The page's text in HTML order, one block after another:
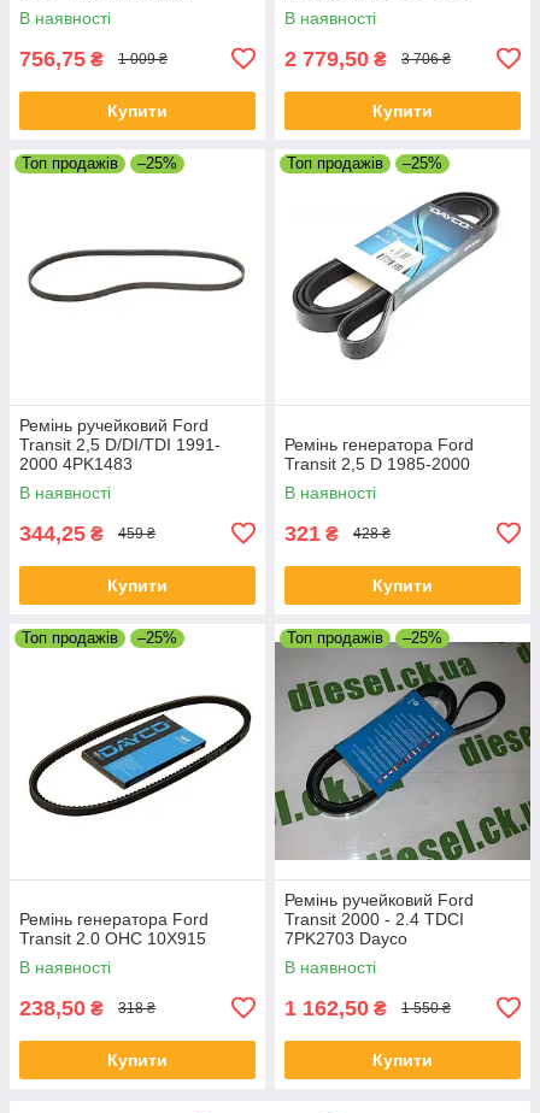
В наявності
756,75 ₴ 1 009 ₴
Купити
В наявності
2 779,50 ₴ 3 706 ₴
Купити
Топ продажів –25%
Ремінь ручейковий Ford
Transit 2,5 D/DI/TDI 1991-
2000 4PK1483
В наявності
344,25 ₴ 459 ₴
Купити
Топ продажів –25%
Ремінь генератора Ford
Transit 2,5 D 1985-2000
В наявності
321 ₴ 428 ₴
Купити
Топ продажів –25%
Ремінь генератора Ford
Transit 2.0 OHC 10X915
В наявності
238,50 ₴ 318 ₴
Купити
Топ продажів –25%
Ремінь ручейковий Ford
Transit 2000 - 2.4 TDCI
7PK2703 Dayco
В наявності
1 162,50 ₴ 1 550 ₴
Купити